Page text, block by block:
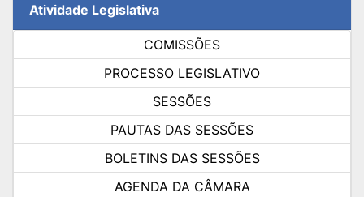
Atividade Legislativa
COMISSÕES
PROCESSO LEGISLATIVO
SESSÕES
PAUTAS DAS SESSÕES
BOLETINS DAS SESSÕES
AGENDA DA CÂMARA